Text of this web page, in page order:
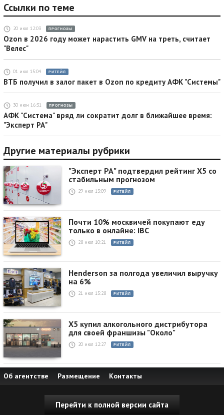
Ссылки по теме
20 июл 12:03 ПРОГНОЗЫ
Ozon в 2026 году может нарастить GMV на треть, считает
"Велес"
01 июл 15:04 РИТЕЙЛ
ВТБ получил в залог пакет в Ozon по кредиту АФК "Системы"
30 июн 16:31 ПРОГНОЗЫ
АФК "Система" вряд ли сократит долг в ближайшее время:
"Эксперт РА"
Другие материалы рубрики
"Эксперт РА" подтвердил рейтинг X5 со
стабильным прогнозом
29 июл 13:09 РИТЕЙЛ
Почти 10% москвичей покупают еду
только в онлайне: IBC
28 июл 10:21 РИТЕЙЛ
Henderson за полгода увеличил выручку
на 6%
21 июл 15:28 РИТЕЙЛ
X5 купил алкогольного дистрибутора
для своей франшизы "Около"
20 июл 12:27 РИТЕЙЛ
Об агентстве Размещение Контакты
Перейти к полной версии сайта